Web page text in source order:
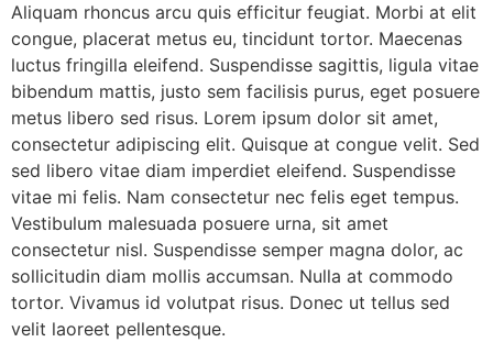
Aliquam rhoncus arcu quis efficitur feugiat. Morbi at elit
congue, placerat metus eu, tincidunt tortor. Maecenas
luctus fringilla eleifend. Suspendisse sagittis, ligula vitae
bibendum mattis, justo sem facilisis purus, eget posuere
metus libero sed risus. Lorem ipsum dolor sit amet,
consectetur adipiscing elit. Quisque at congue velit. Sed
sed libero vitae diam imperdiet eleifend. Suspendisse
vitae mi felis. Nam consectetur nec felis eget tempus.
Vestibulum malesuada posuere urna, sit amet
consectetur nisl. Suspendisse semper magna dolor, ac
sollicitudin diam mollis accumsan. Nulla at commodo
tortor. Vivamus id volutpat risus. Donec ut tellus sed
velit laoreet pellentesque.